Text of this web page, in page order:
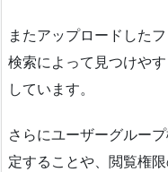
またアップロードした
検索によって見つけや
しています。
さらにユーザーグルー
定することや、閲覧権